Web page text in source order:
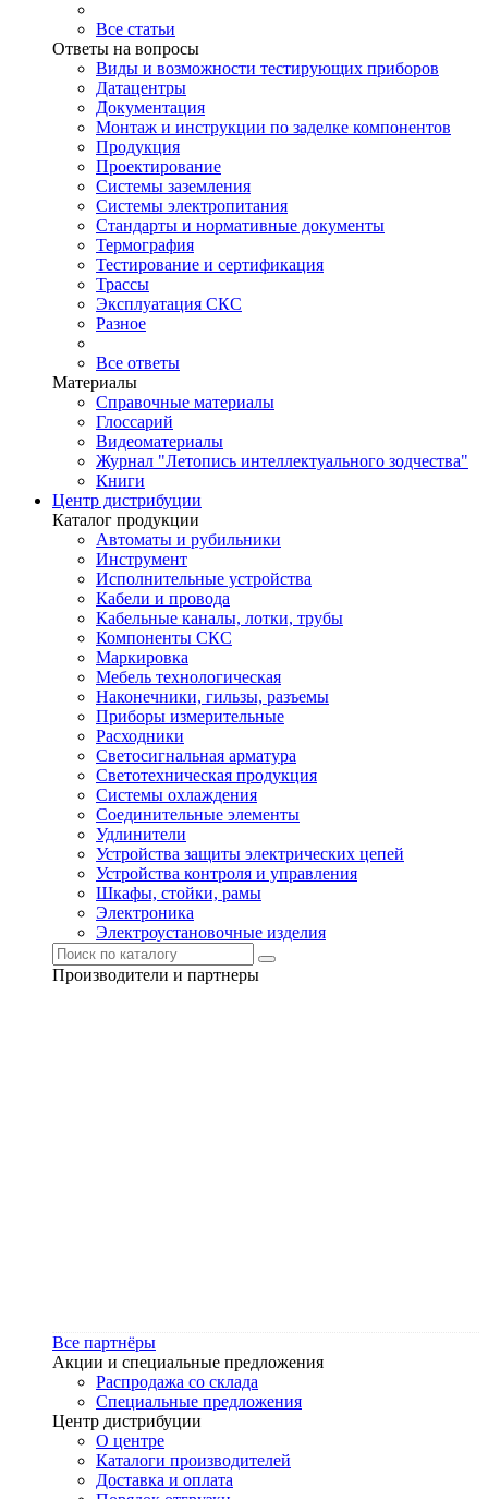
Все статьи
Ответы на вопросы
Виды и возможности тестирующих приборов
Датацентры
Документация
Монтаж и инструкции по заделке компонентов
Продукция
Проектирование
Системы заземления
Системы электропитания
Стандарты и нормативные документы
Термография
Тестирование и сертификация
Трассы
Эксплуатация СКС
Разное
Все ответы
Материалы
Справочные материалы
Глоссарий
Видеоматериалы
Журнал "Летопись интеллектуального зодчества"
Книги
Центр дистрибуции
Каталог продукции
Автоматы и рубильники
Инструмент
Исполнительные устройства
Кабели и провода
Кабельные каналы, лотки, трубы
Компоненты СКС
Маркировка
Мебель технологическая
Наконечники, гильзы, разъемы
Приборы измерительные
Расходники
Светосигнальная арматура
Светотехническая продукция
Системы охлаждения
Соединительные элементы
Удлинители
Устройства защиты электрических цепей
Устройства контроля и управления
Шкафы, стойки, рамы
Электроника
Электроустановочные изделия
Производители и партнеры
Все партнёры
Акции и специальные предложения
Распродажа со склада
Специальные предложения
Центр дистрибуции
О центре
Каталоги производителей
Доставка и оплата